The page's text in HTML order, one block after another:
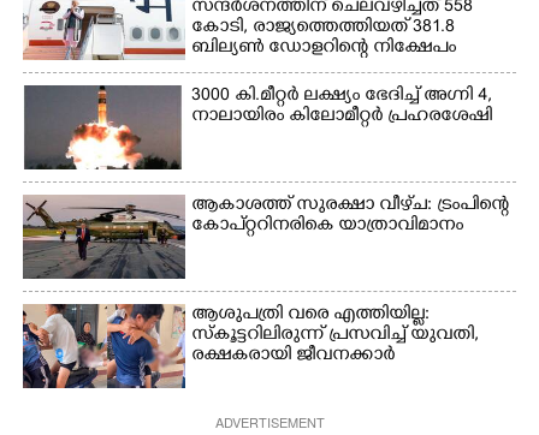
സന്ദർശനത്തിന് ചെലവഴിച്ചത് 558
കോടി, രാജ്യത്തെത്തിയത് 381.8
ബില്യൺ ഡോളറിന്റെ നിക്ഷേപം
3000 കി.മീറ്റർ ലക്ഷ്യം ഭേദിച്ച് അഗ്നി 4,
നാലായിരം കിലോമീറ്റർ പ്രഹരശേഷി
ആകാശത്ത് സുരക്ഷാ വീഴ്‌ച: ട്രംപിന്റെ
കോ‌പ്‌റ്ററിനരികെ യാത്രാവിമാനം
ആശുപത്രി വരെ എത്തിയില്ല:
സ്കൂട്ടറിലിരുന്ന് പ്രസവിച്ച് യുവതി,
രക്ഷകരായി ജീവനക്കാർ
ADVERTISEMENT